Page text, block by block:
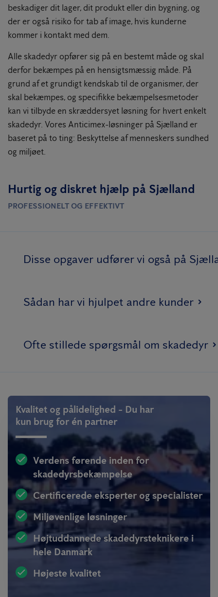
beskadiger dit lager, dit produkt eller din bygning, og
der er også risiko for tab af image, hvis kunderne
kommer i kontakt med dem.
Alle skadedyr opfører sig på en bestemt måde og skal
derfor bekæmpes på en hensigtsmæssig måde. På
grund af et grundigt kendskab til de organismer, der
skal bekæmpes, og specifikke bekæmpelsesmetoder
kan vi tilbyde en skræddersyet løsning for hvert enkelt
skadedyr. Vores Anticimex-løsninger på Sjælland er
baseret på to ting: Beskyttelse af menneskers sundhed
og miljøet.
Hurtig og diskret hjælp på Sjælland
PROFESSIONELT OG EFFEKTIVT
Disse opgaver udfører vi også på
Sådan har vi hjulpet andre kunder
Ofte stillede spørgsmål om skadedyr
Kvalitet og pålidelighed - Du har
kun brug for én partner
Verdens førende inden for
skadedyrsbekæmpelse
Certificerede eksperter og specialister
Miljøvenlige løsninger
Højtuddannede skadedyrsteknikere i
hele Danmark
Højeste kvalitet